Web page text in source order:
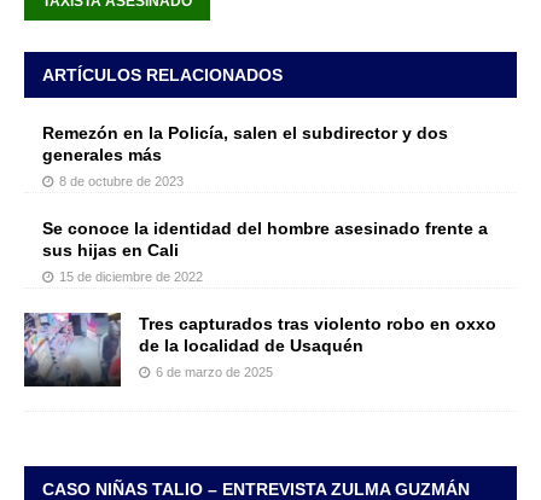
ARTÍCULOS RELACIONADOS
Remezón en la Policía, salen el subdirector y dos
generales más
8 de octubre de 2023
Se conoce la identidad del hombre asesinado frente a
sus hijas en Cali
15 de diciembre de 2022
Tres capturados tras violento robo en oxxo
de la localidad de Usaquén
6 de marzo de 2025
CASO NIÑAS TALIO – ENTREVISTA ZULMA GUZMÁN